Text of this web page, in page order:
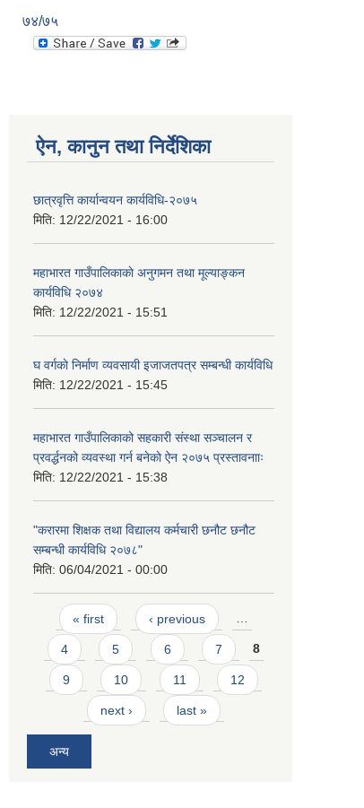
७४/७५
ऐन, कानुन तथा निर्देशिका
छात्रवृत्ति कार्यान्वयन कार्यविधि-२०७५
मिति: 12/22/2021 - 16:00
महाभारत गाउँपालिकाकाे अनुगमन तथा मूल्याङ्कन
कार्यविधि ‍‍२०७४
मिति: 12/22/2021 - 15:51
घ वर्गकाे निर्माण व्यवसायी इजाजतपत्र सम्बन्धी कार्यविधि
मिति: 12/22/2021 - 15:45
महाभारत गाउँपालिकाको सहकारी संस्था सञ्चालन र
प्रवर्द्धनको व्यवस्था गर्न बनेकाे ऐन २०७५ प्रस्तावनााः
मिति: 12/22/2021 - 15:38
"करारमा शिक्षक तथा विद्यालय कर्मचारी छनौट छनौट
सम्बन्धी कार्यविधि २०७८"
मिति: 06/04/2021 - 00:00
Pages
« first ‹ previous …
4 5 6 7 8
9 10 11 12
next › last »
अन्य